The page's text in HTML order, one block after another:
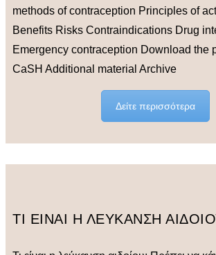
methods of contraception Principles of
Benefits Risks Contraindications Drug
Emergency contraception Download the
CaSH Additional material Archive
Δείτε περισσότερα
ΤΙ ΕΙΝΑΙ Η ΛΕΥΚΑΝΣΗ